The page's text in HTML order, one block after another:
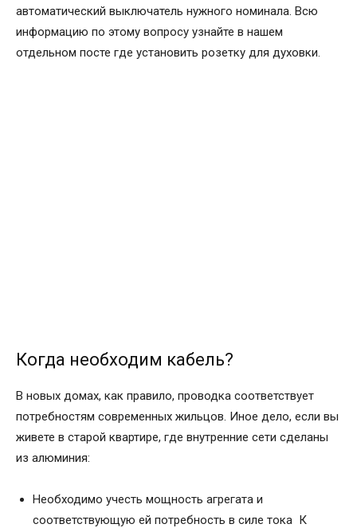
автоматический выключатель нужного номинала. Всю
информацию по этому вопросу узнайте в нашем
отдельном посте где установить розетку для духовки.
Когда необходим кабель?
В новых домах, как правило, проводка соответствует
потребностям современных жильцов. Иное дело, если вы
живете в старой квартире, где внутренние сети сделаны
из алюминия:
Необходимо учесть мощность агрегата и
соответствующую ей потребность в силе тока К